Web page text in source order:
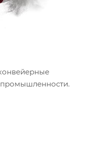
промышленности.